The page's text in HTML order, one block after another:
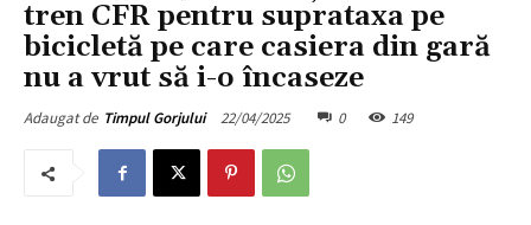
tren CFR pentru suprataxa pe
bicicletă pe care casiera din gară
nu a vrut să i-o încaseze
Adaugat de Timpul Gorjului 22/04/2025 0 149